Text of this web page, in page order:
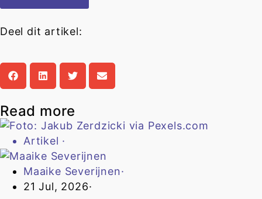
Deel dit artikel:
Read more
Artikel ·
Maaike Severijnen·
21 Jul, 2026·